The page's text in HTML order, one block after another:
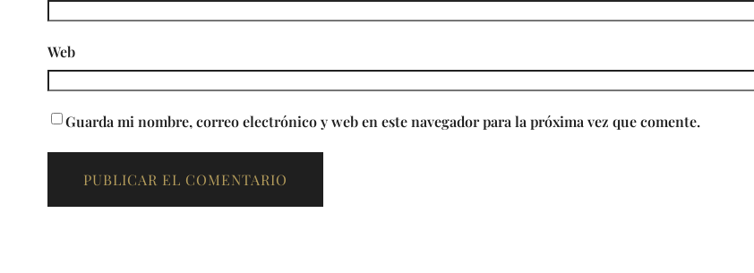
Web
Guarda mi nombre, correo electrónico y web en este navegador para la próxima vez que comente.